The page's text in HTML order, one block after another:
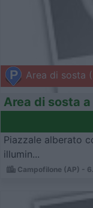
Area di sosta
Area di sosta
Piazzale alberato
illumin...
Campofilone (AP) -